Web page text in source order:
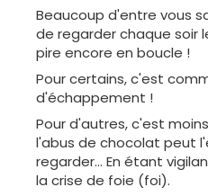
Beaucoup d'entre vous
de regarder chaque soir
pire encore en boucle !
Pour certains, c'est
d'échappement !
Pour d'autres, c'est
l'abus de chocolat peut
regarder... En étant
la crise de foie (foi).